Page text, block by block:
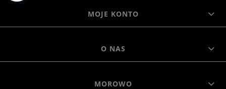
MOJE KONTO
O NAS
MOROWO